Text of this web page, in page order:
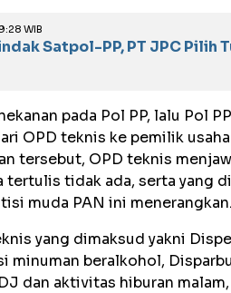
WIB
Satpol-PP, PT JPC Pilih
pada Pol PP, lalu Pol
OPD teknis ke pemilik
tersebut, OPD teknis
tertulis tidak ada, serta yang
muda PAN ini menerangkan.
yang dimaksud yakni
minuman beralkohol,
dan aktivitas hiburan